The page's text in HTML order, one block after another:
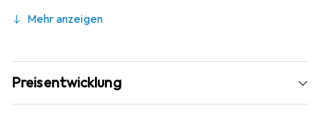
Mehr anzeigen
Preisentwicklung